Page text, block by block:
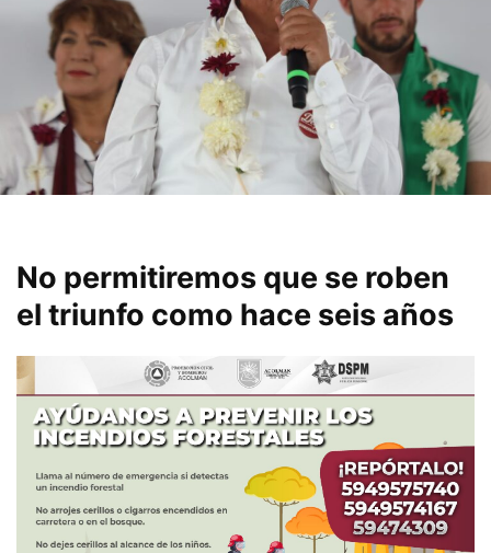
No permitiremos que se roben
el triunfo como hace seis años